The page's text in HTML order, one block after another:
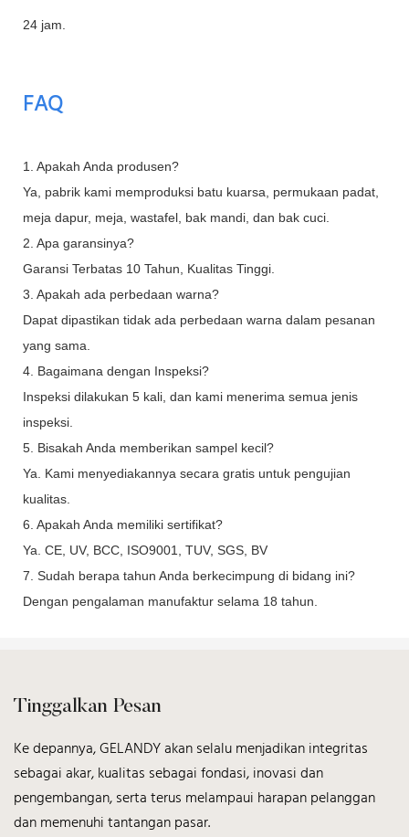
24 jam.
FAQ
1. Apakah Anda produsen?
Ya, pabrik kami memproduksi batu kuarsa, permukaan padat,
meja dapur, meja, wastafel, bak mandi, dan bak cuci.
2. Apa garansinya?
Garansi Terbatas 10 Tahun, Kualitas Tinggi.
3. Apakah ada perbedaan warna?
Dapat dipastikan tidak ada perbedaan warna dalam pesanan
yang sama.
4. Bagaimana dengan Inspeksi?
Inspeksi dilakukan 5 kali, dan kami menerima semua jenis
inspeksi.
5. Bisakah Anda memberikan sampel kecil?
Ya. Kami menyediakannya secara gratis untuk pengujian
kualitas.
6. Apakah Anda memiliki sertifikat?
Ya. CE, UV, BCC, ISO9001, TUV, SGS, BV
7. Sudah berapa tahun Anda berkecimpung di bidang ini?
Dengan pengalaman manufaktur selama 18 tahun.
Tinggalkan Pesan
Ke depannya, GELANDY akan selalu menjadikan integritas
sebagai akar, kualitas sebagai fondasi, inovasi dan
pengembangan, serta terus melampaui harapan pelanggan
dan memenuhi tantangan pasar.